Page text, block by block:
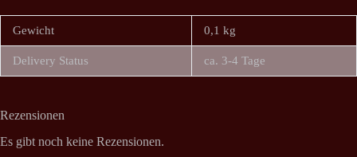
Gewicht 0,1 kg
Delivery Status ca. 3-4 Tage
Rezensionen
Es gibt noch keine Rezensionen.